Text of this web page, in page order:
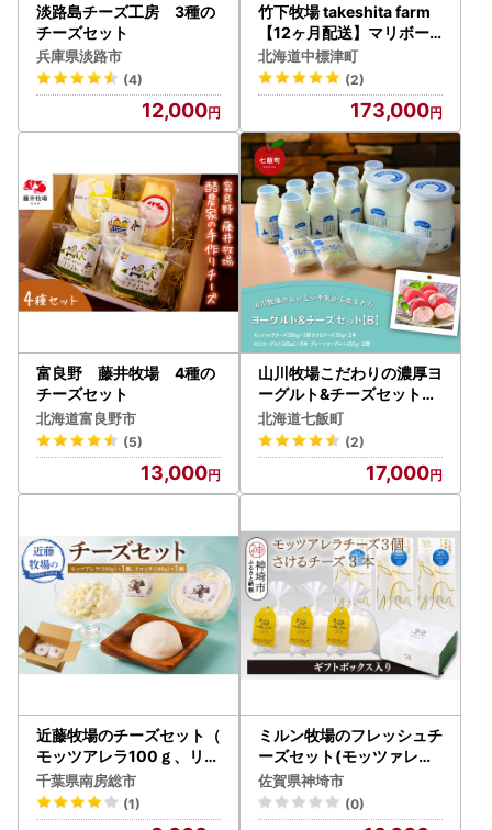
淡路島チーズ工房 3種の
チーズセット
兵庫県淡路市
(4)
12,000
竹下牧場 takeshita farm
【12ヶ月配送】マリボー
チーズセット計510g【24
02701】
北海道中標津町
(2)
173,000
富良野 藤井牧場 4種の
チーズセット
北海道富良野市
(5)
13,000
山川牧場こだわりの濃厚ヨ
ーグルト&チーズセット（
B） NAN005
北海道七飯町
(2)
17,000
近藤牧場のチーズセット（
モッツアレラ100ｇ、リコ
ッタ180ｇ） mi0003-00
08
千葉県南房総市
(1)
ミルン牧場のフレッシュチ
ーズセット(モッツァレラ
チーズ3個+さけるチーズ3
本)(H102146)
佐賀県神埼市
(0)